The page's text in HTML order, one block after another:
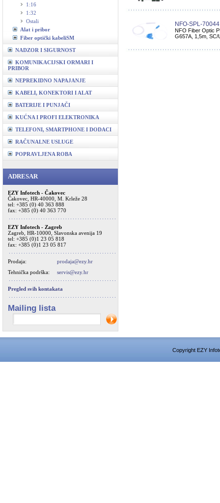
1:16
1:32
Ostali
Alat i pribor
Fiber optički kabeliSM
NADZOR I SIGURNOST
KOMUNIKACIJSKI ORMARI I
PRIBOR
NEPREKIDNO NAPAJANJE
KABELI, KONEKTORI I ALAT
BATERIJE I PUNJAČI
KUĆNA I PROFI ELEKTRONIKA
TELEFONI, SMARTPHONE I DODACI
RAČUNALNE USLUGE
POPRAVLJENA ROBA
ADRESAR
EZY Infotech - Čakovec
Čakovec, HR-40000, M. Krleže 28
tel: +385 (0) 40 363 888
fax: +385 (0) 40 363 770
EZY Infotech - Zagreb
Zagreb, HR-10000, Slavonska avenija 19
tel: +385 (0)1 23 05 818
fax: +385 (0)1 23 05 817
Prodaja:
prodaja@ezy.hr
Tehnička podrška:
servis@ezy.hr
Pregled svih kontakata
Mailing lista
NFO-SPL-70044
NFO Fiber Optic
G657A, 1,5m, SC/
Copyright EZY